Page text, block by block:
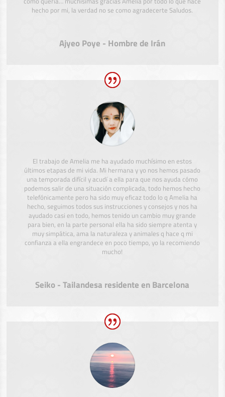
hecho por mi, la verdad no se como agradecerte Saludos.
Ajyeo Poye - Hombre de Irán
El trabajo de Amelia me ha ayudado muchísimo en estos
últimos etapas de mi vida. Mi hermana y yo nos hemos pasado
una temporada difícil y acudí a ella para que nos ayuda cómo
podemos salir de una situación complicada, todo hemos hecho
telefónicamente pero ha sido muy eficaz todo lo q Amelia ha
hecho, seguimos todos sus instrucciones y consejos y nos ha
ayudado casi en todo, hemos tenido un cambio muy grande
para bien, en la parte personal ella ha sido siempre atenta y
muy simpática, ama la naturaleza y animales q hace q mi
confianza a ella engrandece en poco tiempo, yo la recomiendo
mucho!
Seiko - Tailandesa residente en Barcelona